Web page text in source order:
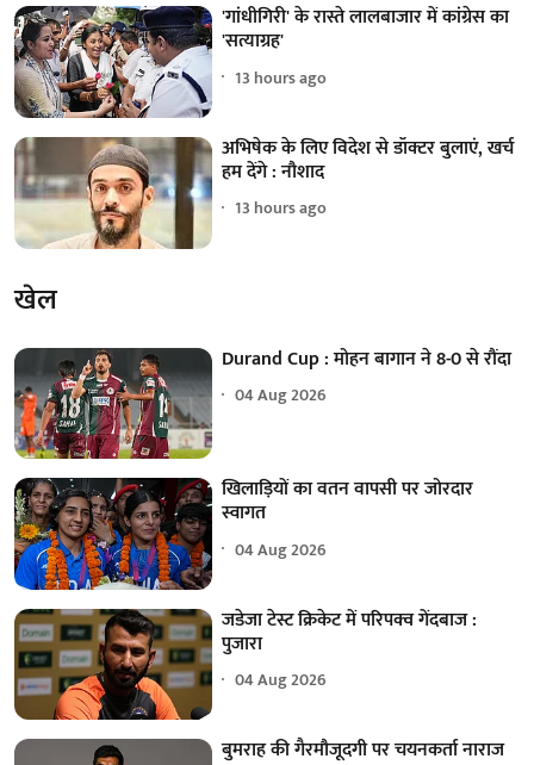
'गांधीगिरी' के रास्ते लालबाजार में कांग्रेस का
'सत्याग्रह'
13 hours ago
अभिषेक के लिए विदेश से डॉक्टर बुलाएं, खर्च
हम देंगे : नौशाद
13 hours ago
खेल
Durand Cup : मोहन बागान ने 8-0 से रौंदा
04 Aug 2026
खिलाड़ियों का वतन वापसी पर जोरदार
स्वागत
04 Aug 2026
जडेजा टेस्ट क्रिकेट में परिपक्व गेंदबाज :
पुजारा
04 Aug 2026
बुमराह की गैरमौजूदगी पर चयनकर्ता नाराज